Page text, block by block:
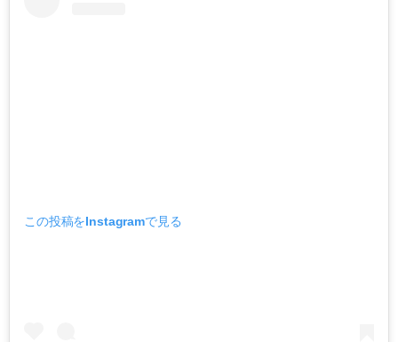
この投稿をInstagramで見る